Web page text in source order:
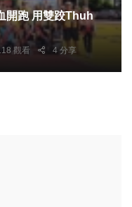
開跑 用雙跤Thuh
觀看 4 分享